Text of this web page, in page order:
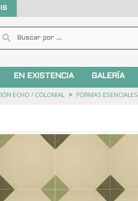
EN EXISTENCIA GALERÍA
ECHO / COLONIAL FORMAS ESENCIALES